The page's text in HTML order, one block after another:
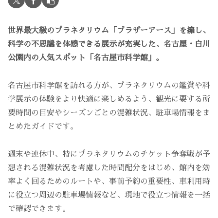
世界最大級のプラネタリウム「ブラザーアース」を擁し、
科学の不思議を体感できる展示が充実した、名古屋・白川
公園内の人気スポット「名古屋市科学館」。
名古屋市科学館を訪れる方が、プラネタリウムの鑑賞や科
学展示の体験をより快適に楽しめるよう、観光に要する所
要時間の目安やシーズンごとの混雑状況、駐車場情報をま
とめたガイドです。
週末や連休中、特にプラネタリウムのチケット争奪戦が予
想される混雑状況を考慮した時間配分をはじめ、館内を効
率よく回るためのルートや、事前予約の重要性、車利用時
に役立つ周辺の駐車場情報など、現地で役立つ情報を一括
で確認できます。